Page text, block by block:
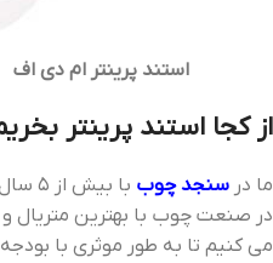
استند پرینتر ام دی اف
از کجا استند پرینتر
ما در سنجد چوب
با
در صنعت چوب با بهترین
می کنیم تا به طور موثری با